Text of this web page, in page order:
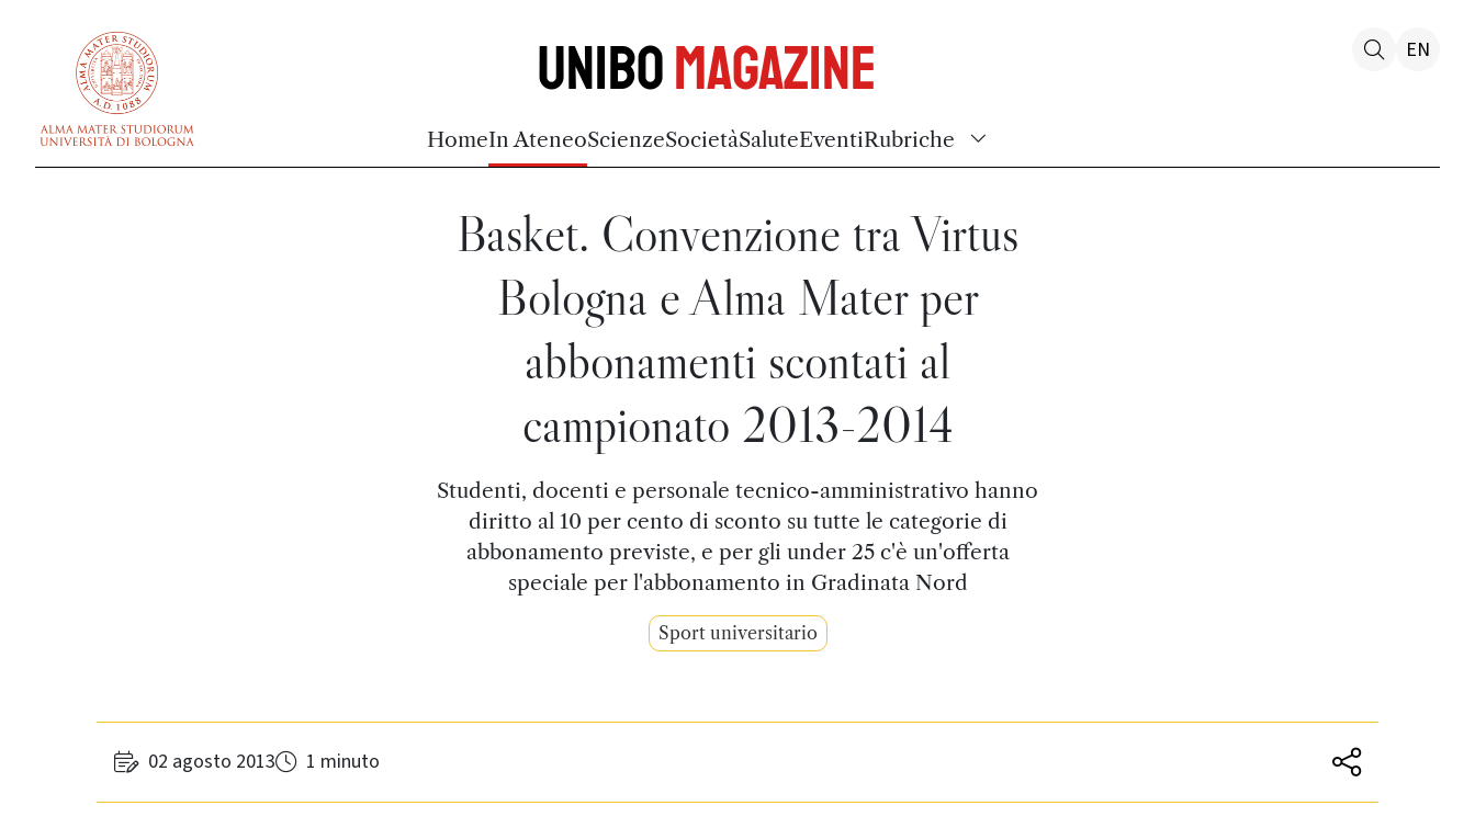
UniboMagazine
HomeIn AteneoScienzeSocietàSaluteEventiRubriche
EN
Basket. Convenzione tra Virtus
Bologna e Alma Mater per
abbonamenti scontati al
campionato 2013-2014
Studenti, docenti e personale tecnico-amministrativo hanno
diritto al 10 per cento di sconto su tutte le categorie di
abbonamento previste, e per gli under 25 c'è un'offerta
speciale per l'abbonamento in Gradinata Nord
Sport universitario
02 agosto 2013 1 minuto